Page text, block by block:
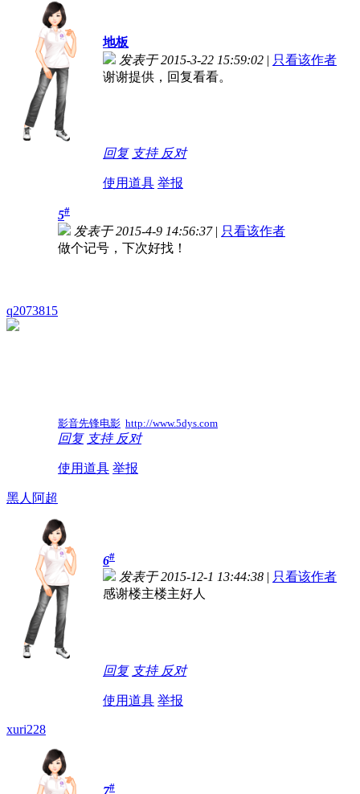
地板
发表于 2015-3-22 15:59:02 | 只看该作者
谢谢提供，回复看看。
回复 支持 反对
使用道具 举报
q2073815
5#
发表于 2015-4-9 14:56:37 | 只看该作者
做个记号，下次好找！
影音先锋电影 http://www.5dys.com
回复 支持 反对
使用道具 举报
黑人阿超
6#
发表于 2015-12-1 13:44:38 | 只看该作者
感谢楼主楼主好人
回复 支持 反对
使用道具 举报
xuri228
#